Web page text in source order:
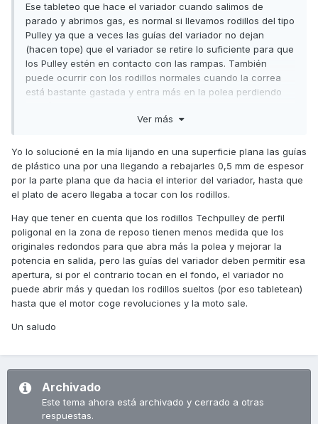
Ese tableteo que hace el variador cuando salimos de
parado y abrimos gas, es normal si llevamos rodillos del tipo
Pulley ya que a veces las guías del variador no dejan
(hacen tope) que el variador se retire lo suficiente para que
los Pulley estén en contacto con las rampas. También
puede ocurrir con los rodillos normales cuando la correa
está bastante gastada y entra más en la polea perdiendo
estado de los rodillos, correa y embrague.
Un saludo
Ver más
Yo lo solucioné en la mía lijando en una superficie plana las guías
de plástico una por una llegando a rebajarles 0,5 mm de espesor
por la parte plana que da hacia el interior del variador, hasta que
el plato de acero llegaba a tocar con los rodillos.
Hay que tener en cuenta que los rodillos Techpulley de perfil
poligonal en la zona de reposo tienen menos medida que los
originales redondos para que abra más la polea y mejorar la
potencia en salida, pero las guías del variador deben permitir esa
apertura, si por el contrario tocan en el fondo, el variador no
puede abrir más y quedan los rodillos sueltos (por eso tabletean)
hasta que el motor coge revoluciones y la moto sale.
Un saludo
Archivado
Este tema ahora está archivado y cerrado a otras
respuestas.